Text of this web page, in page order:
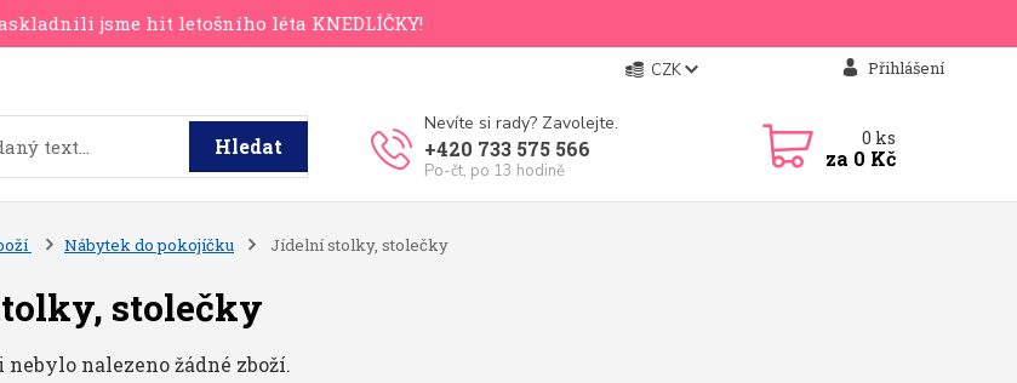
jsme hit letošního léta KNEDLÍČKY!
CZK Přihlášení
Hledat
Nevíte si rady? Zavolejte.
+420 733 575 566
Po-čt, po 13 hodině
0 ks
za 0 Kč
Nábytek do pokojíčku Jídelní stolky, stolečky
stolečky
nalezeno žádné zboží.